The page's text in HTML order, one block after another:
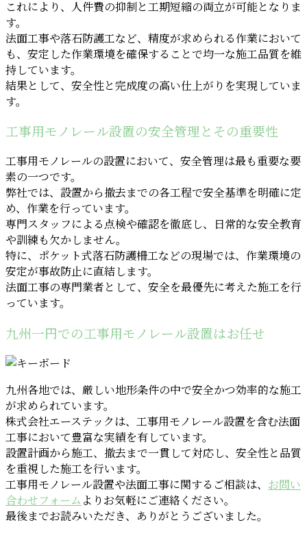
これにより、人件費の抑制と工期短縮の両立が可能となりま
す。
法面工事や落石防護工など、精度が求められる作業において
も、安定した作業環境を確保することで均一な施工品質を維
持しています。
結果として、安全性と完成度の高い仕上がりを実現していま
す。
工事用モノレール設置の安全管理とその重要性
工事用モノレールの設置において、安全管理は最も重要な要
素の一つです。
弊社では、設置から撤去までの各工程で安全基準を明確に定
め、作業を行っています。
専門スタッフによる点検や確認を徹底し、日常的な安全教育
や訓練も欠かしません。
特に、ポケット式落石防護柵工などの現場では、作業環境の
安定が事故防止に直結します。
法面工事の専門業者として、安全を最優先に考えた施工を行
っています。
九州一円での工事用モノレール設置はお任せ
九州各地では、厳しい地形条件の中で安全かつ効率的な施工
が求められています。
株式会社エーステックは、工事用モノレール設置を含む法面
工事において豊富な実績を有しています。
設置計画から施工、撤去まで一貫して対応し、安全性と品質
を重視した施工を行います。
工事用モノレール設置や法面工事に関するご相談は、 お問い
合わせフォーム よりお気軽にご連絡ください。
最後までお読みいただき、ありがとうございました。